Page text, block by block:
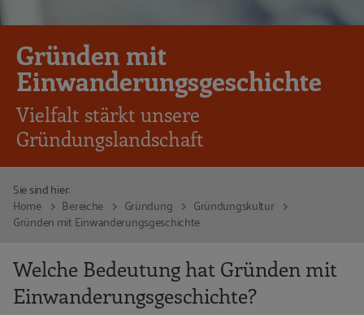
Gründen mit
Einwanderungsgeschichte
Vielfalt stärkt unsere
Gründungslandschaft
Sie sind hier:
Home
Bereiche Gründung
Gründungskultur
Gründen mit Einwanderungsgeschichte
Welche Bedeutung hat Gründen mit
Einwanderungsgeschichte?